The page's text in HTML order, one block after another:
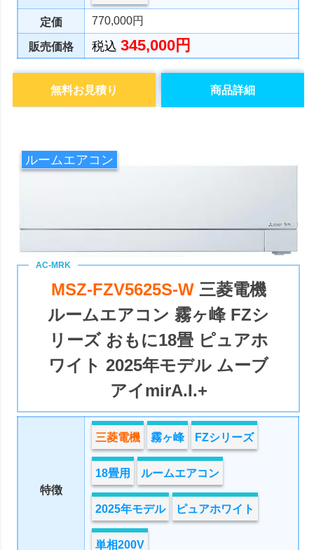
定価 770,000円
販売価格 税込345,000円
商品詳細
無料お見積り
ルームエアコン
MSZ-FZV5625S-W 三菱電機
ルームエアコン 霧ヶ峰 FZシ
リーズ おもに18畳 ピュアホ
ワイト 2025年モデル ムーブ
アイmirA.I.+
特徴
三菱電機 霧ヶ峰 FZシリーズ
18畳用 ルームエアコン
2025年モデル ピュアホワイト
単相200V